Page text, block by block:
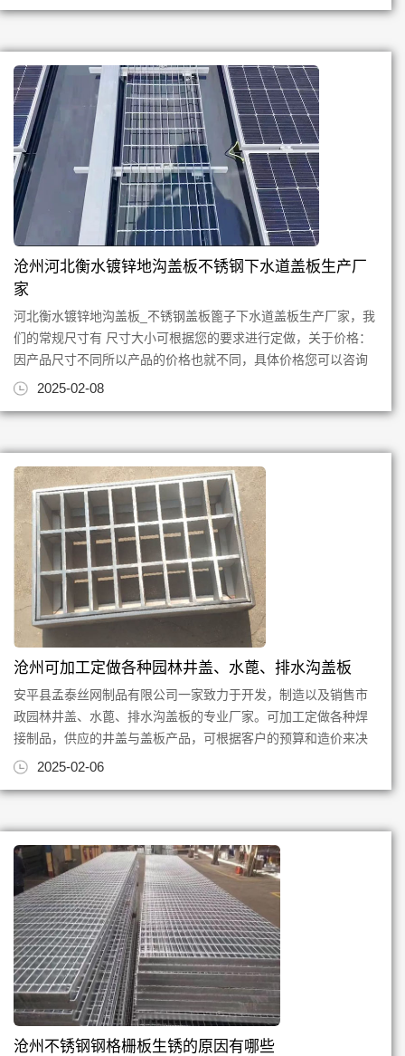
沧州河北衡水镀锌地沟盖板不锈钢下水道盖板生产厂
家
河北衡水镀锌地沟盖板_不锈钢盖板篦子下水道盖板生产厂家，我
们的常规尺寸有 尺寸大小可根据您的要求进行定做，关于价格：
因产品尺寸不同所以产品的价格也就不同，具体价格您可以咨询
厂家，或是拨打电话、...
2025-02-08
沧州可加工定做各种园林井盖、水蓖、排水沟盖板
安平县孟泰丝网制品有限公司一家致力于开发，制造以及销售市
政园林井盖、水蓖、排水沟盖板的专业厂家。可加工定做各种焊
接制品，供应的井盖与盖板产品，可根据客户的预算和造价来决
定，产品可根据客户提供的...
2025-02-06
沧州不锈钢钢格栅板生锈的原因有哪些